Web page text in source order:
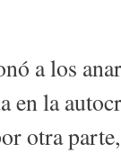
a los
en la
otra